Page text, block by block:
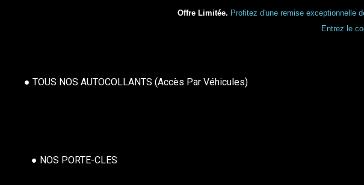
Offre Limitée. Profitez d'une remise exceptionnelle
Entrez le
● TOUS NOS AUTOCOLLANTS (accès Par Véhicules)
● NOS PORTE-CLES